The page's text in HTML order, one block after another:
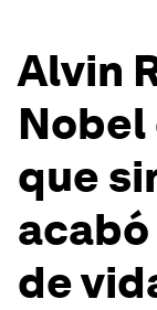
Alvin
Nobel
que
de